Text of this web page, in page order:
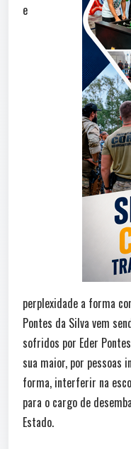
e
perplexidade a forma
Pontes da Silva vem
sofridos por Eder
sua maior, por pessoas
forma, interferir na
para o cargo de
Estado.